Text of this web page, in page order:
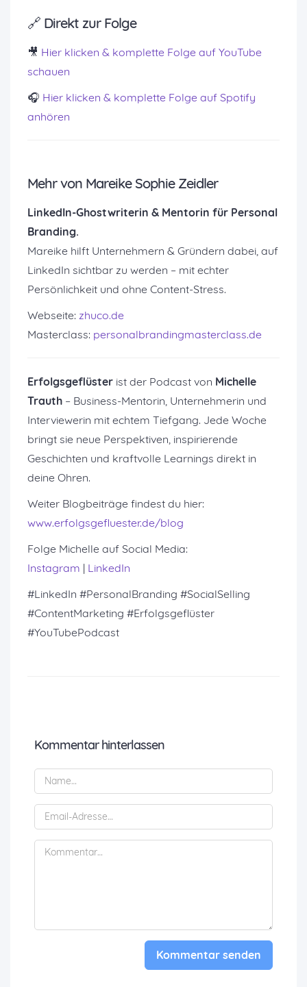
🔗 Direkt zur Folge
🎥 Hier klicken & komplette Folge auf YouTube
schauen
🎧 Hier klicken & komplette Folge auf Spotify
anhören
Mehr von Mareike Sophie Zeidler
LinkedIn-Ghostwriterin & Mentorin für Personal
Branding.
Mareike hilft Unternehmern & Gründern dabei, auf
LinkedIn sichtbar zu werden – mit echter
Persönlichkeit und ohne Content-Stress.
Webseite: zhuco.de
Masterclass: personalbrandingmasterclass.de
Erfolgsgeflüster ist der Podcast von Michelle
Trauth – Business-Mentorin, Unternehmerin und
Interviewerin mit echtem Tiefgang. Jede Woche
bringt sie neue Perspektiven, inspirierende
Geschichten und kraftvolle Learnings direkt in
deine Ohren.
Weiter Blogbeiträge findest du hier:
www.erfolgsgefluester.de/blog
Folge Michelle auf Social Media:
Instagram | LinkedIn
#LinkedIn #PersonalBranding #SocialSelling
#ContentMarketing #Erfolgsgeflüster
#YouTubePodcast
Kommentar hinterlassen
Kommentar senden